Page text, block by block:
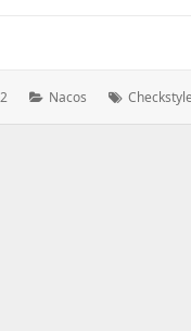
分
Nacos
标
Checkstyle